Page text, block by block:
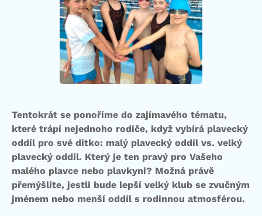
Tentokrát se ponoříme do zajímavého tématu,
které trápí nejednoho rodiče, když vybírá plavecký
oddíl pro své dítko: malý plavecký oddíl vs. velký
plavecký oddíl. Který je ten pravý pro Vašeho
malého plavce nebo plavkyni? Možná právě
přemýšlíte, jestli bude lepší velký klub se zvučným
jménem nebo menší oddíl s rodinnou atmosférou.